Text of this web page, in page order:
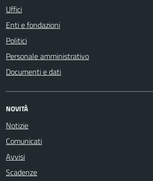
Uffici
Enti e fondazioni
Politici
Personale amministrativo
Documenti e dati
NOVITÀ
Notizie
Comunicati
Avvisi
Scadenze